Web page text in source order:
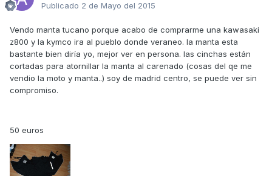
Publicado 2 de Mayo del 2015
Vendo manta tucano porque acabo de comprarme una kawasaki
z800 y la kymco ira al pueblo donde veraneo. la manta esta
bastante bien diría yo, mejor ver en persona. las cinchas están
cortadas para atornillar la manta al carenado (cosas del qe me
vendio la moto y manta..) soy de madrid centro, se puede ver sin
compromiso.
50 euros